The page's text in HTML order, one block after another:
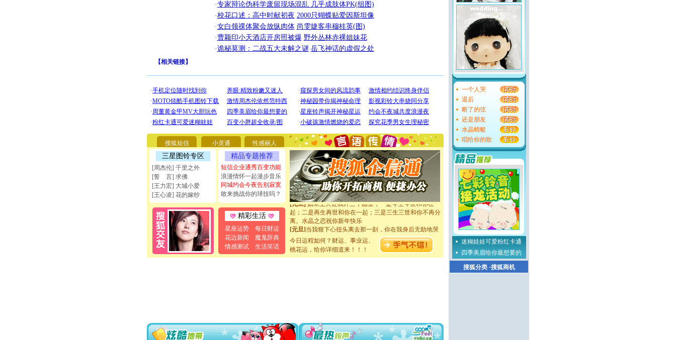
·专家辩论伪科学废留现场混乱 几乎成肢体PK(组图)
·校花口述：高中时献初夜 2000只蝴蝶贴爱因斯坦像
·女白领祼体聚会放纵肉体 尚雯婕客串穆桂英(图)
·曹颖印小天酒店开房照被爆 野外丛林赤裸姐妹花
·诡秘莫测：二战五大未解之谜 岳飞神话的虚假之处
【相关链接】
搜狐短信 小灵通 性感丽人
三星图铃专区
[周杰伦] 千里之外
[誓 言] 求佛
[王力宏] 大城小爱
[王心凌] 花的嫁纱
精品专题推荐
短信企业通秀百变功能
浪漫情怀一起漫步音乐
同城约会今夜告别寂寞
敢来挑战你的球技吗？
精彩生活
星座运势
每日财运
花边新闻
魔鬼辞典
情感测试
生活笑话
[圣诞节]圣诞节到了，想想没什么送给你的，又不打算给
你太多，只有给你五千万：千万快乐！千万要健康！千万
要平安！千万要知足！千万不要忘记我！
能正大光明地骚扰你,告诉你,圣诞要快乐!新年要快乐!天
天都要快乐噢!
[圣诞节]奉上一颗祝福的心,在这个特别的日子里,愿幸福,
如意,快乐,鲜花,一切美好的祝愿与你同在.圣诞快乐!
[元旦]看到你我会触电；看不到你我要充电；没有你我会
断电。爱你是我职业，想你是我事业，抱你是我特长，吻
你是我专业！水晶之恋祝你新年快乐
[元旦]如果上天让我许三个愿望，一是今生今世和你在一
起；二是再生再世和你在一起；三是三生三世和你不再分
离。水晶之恋祝你新年快乐
[元旦]当我狠下心扭头离去那一刻，你在我身后无助地哭
泣，这痛楚让我明白我多么爱你。我转身抱住你：这猪不
卖了。水晶之恋祝你新年快乐。
[春节]风柔雨润好月圆，半岛铁盒伴身边，每日尽显开心
颜！冬去春来似水如烟，劳碌人生需尽欢！听一曲轻歌，
[圣诞节]不只这样的日子才会想起你,而是这样的日子才
能正大光明地骚扰你,告诉你,圣诞要快乐!新年要快乐!天
今日运程如何？财运、事业运、
桃花运，给你详细道来！！！
一个人哭
退后
断了的弦
还是朋友
水晶蜻蜓
唱给你的歌
迷糊娃娃可爱粉红卡通
四季美眉给你最想要的
搜狐分类·搜狐商机